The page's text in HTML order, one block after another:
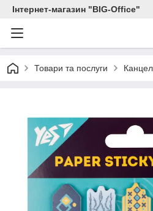
Інтернет-магазин "BIG-Office"
Товари та послуги